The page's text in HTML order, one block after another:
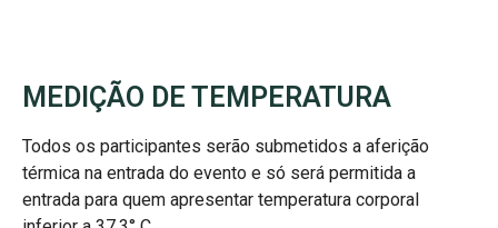
MEDIÇÃO DE TEMPERATURA
Todos os participantes serão submetidos a aferição
térmica na entrada do evento e só será permitida a
entrada para quem apresentar temperatura corporal